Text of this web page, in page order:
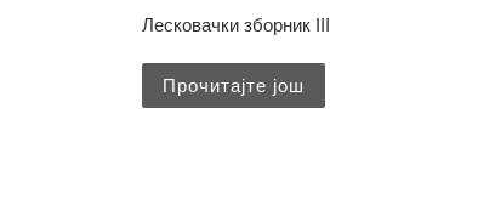
Лесковачки зборник III
Прочитајте још